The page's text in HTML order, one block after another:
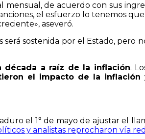
de acuerdo con sus
el esfuerzo lo tenemos
aseveró.
sostenida por el Estado,
década a raíz de la inflación.
el impacto de la
el 1° de mayo de ajustar el
y analistas reprocharon vía